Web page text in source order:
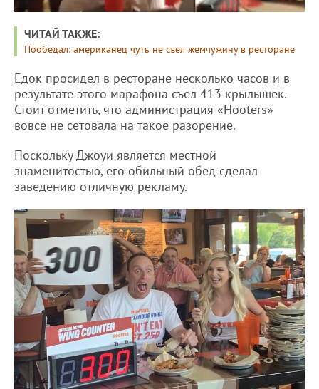
ЧИТАЙ ТАКЖЕ:
Пообедал: американец чуть не съел жемчужину в ресторане
Едок просидел в ресторане несколько часов и в
результате этого марафона съел 413 крылышек.
Стоит отметить, что администрация «Hooters»
вовсе не сетовала на такое разорение.
Поскольку Джоуи является местной
знаменитостью, его обильный обед сделал
заведению отличную рекламу.